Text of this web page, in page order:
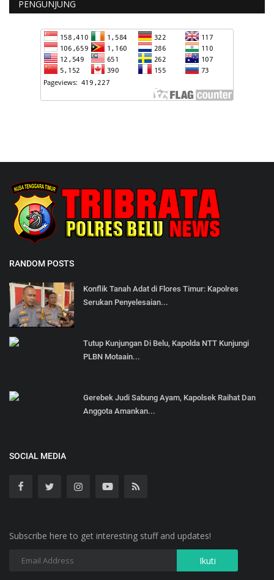
PENGUNJUNG
RANDOM POSTS
Konflik Tanah Adat di Flores Timur: Kapolres
Serukan Penyelesaian...
Tutup Kunjungan Di Belu, Kapolda NTT Kunjungi
PLBN Motaain...
Gerebek Judi Sabung Ayam, Kapolsek Raihat Dan
Anggota Amankan...
SOCIAL MEDIA
Subscribe here to get interesting stuff and updates!